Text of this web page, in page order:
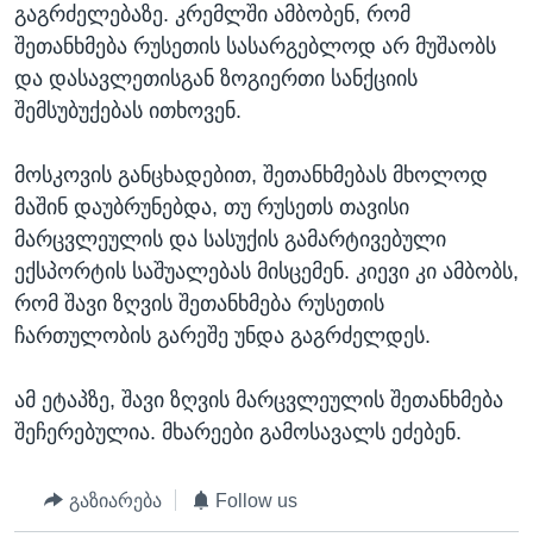
გაგრძელებაზე. კრემლში ამბობენ, რომ
შეთანხმება რუსეთის სასარგებლოდ არ მუშაობს
და დასავლეთისგან ზოგიერთი სანქციის
შემსუბუქებას ითხოვენ.
მოსკოვის განცხადებით, შეთანხმებას მხოლოდ
მაშინ დაუბრუნებდა, თუ რუსეთს თავისი
მარცვლეულის და სასუქის გამარტივებული
ექსპორტის საშუალებას მისცემენ. კიევი კი ამბობს,
რომ შავი ზღვის შეთანხმება რუსეთის
ჩართულობის გარეშე უნდა გაგრძელდეს.
ამ ეტაპზე, შავი ზღვის მარცვლეულის შეთანხმება
შეჩერებულია. მხარეები გამოსავალს ეძებენ.
გაზიარება Follow us